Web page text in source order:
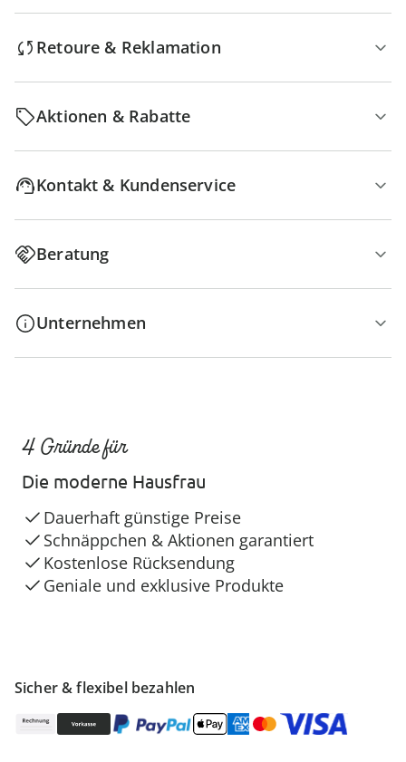
Retoure & Reklamation
Aktionen & Rabatte
Kontakt & Kundenservice
Beratung
Unternehmen
Sicher & flexibel bezahlen
4 Gründe für
Die moderne Hausfrau
Dauerhaft günstige Preise
Schnäppchen & Aktionen garantiert
Kostenlose Rücksendung
Geniale und exklusive Produkte